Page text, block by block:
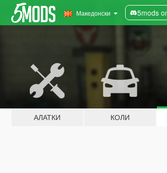
Македонски 5mods
АЛАТКИ КОЛИ